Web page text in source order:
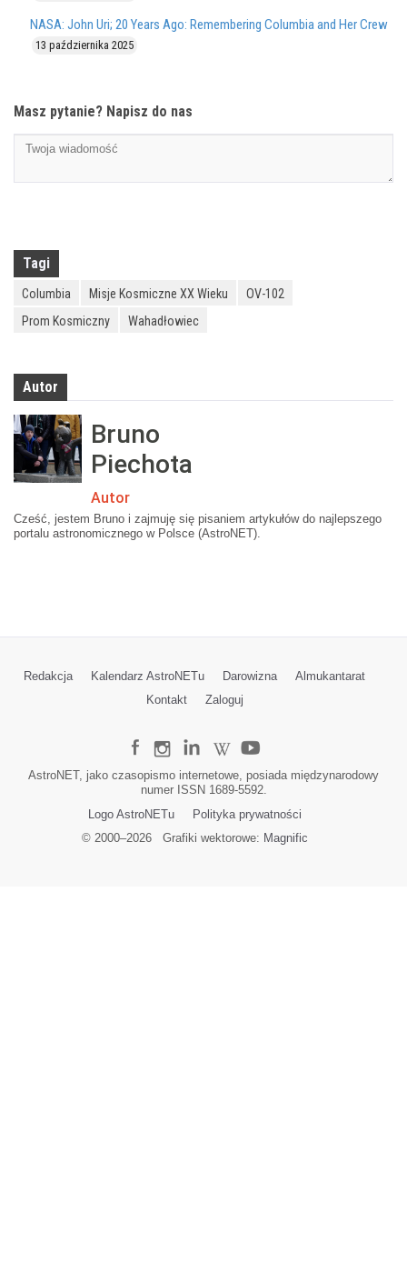
NASA: John Uri; 20 Years Ago: Remembering Columbia and Her Crew
13 października 2025
Masz pytanie? Napisz do nas
Tagi
Columbia Misje Kosmiczne XX Wieku
OV-102
Prom Kosmiczny
Wahadłowiec
Autor
Bruno
Piechota
Autor
Cześć, jestem Bruno i zajmuję się pisaniem artykułów do najlepszego
portalu astronomicznego w Polsce (AstroNET).
Redakcja Kalendarz AstroNETu Darowizna
Almukantarat
Kontakt
Zaloguj
AstroNET, jako czasopismo internetowe, posiada międzynarodowy
numer ISSN 1689-5592.
Logo AstroNETu
Polityka prywatności
© 2000–2026Grafiki wektorowe: Magnific